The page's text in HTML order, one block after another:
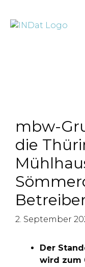
mbw-
die
2. September
Der
wird zum